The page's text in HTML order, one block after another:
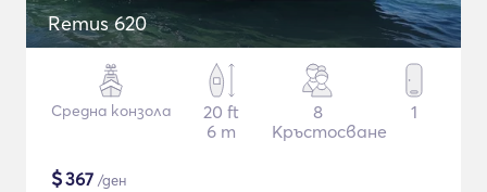
Remus 620
Средна конзола
20 ft
6 m
8
Кръстосване
1
$367 /ден